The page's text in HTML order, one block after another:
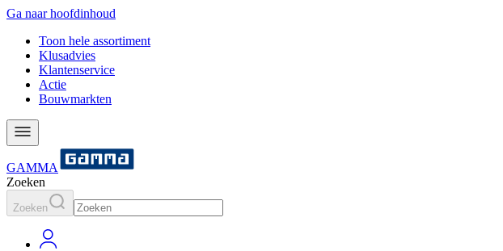
Ga naar hoofdinhoud
Toon hele assortiment
Klusadvies
Klantenservice
Actie
Bouwmarkten
GAMMA
Zoeken
Zoeken